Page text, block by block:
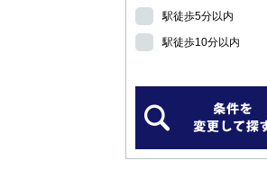
駅徒歩5分以内
駅徒歩10分以内